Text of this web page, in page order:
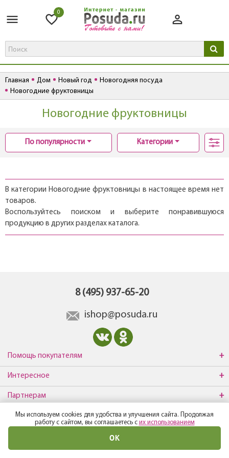
0
Главная Дом Новый год
Новогодняя посуда
Новогодние фруктовницы
Новогодние фруктовницы
По популярности Категории
В категории Новогодние фруктовницы в настоящее время нет
товаров.
Воспользуйтесь поиском и выберите понравившуюся
продукцию в других разделах каталога.
8 (495) 937-65-20
ishop@posuda.ru
Помощь покупателям
Интересное
Партнерам
О компании
Мы используем cookies для удобства и улучшения сайта. Продолжая
работу с сайтом, вы соглашаетесь с их использованием
ОК